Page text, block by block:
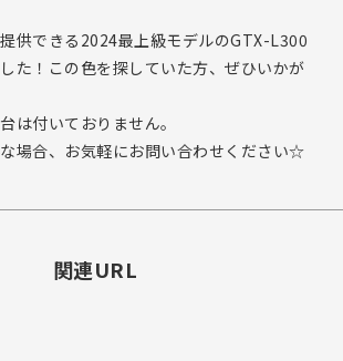
供できる2024最上級モデルのGTX-L300
た！この色を探していた方、ぜひいかが
は付いておりません。
場合、お気軽にお問い合わせください☆
関連URL